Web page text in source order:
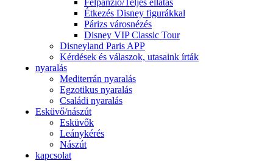
Félpanzió/Teljes ellátás
Étkezés Disney figurákkal
Párizs városnézés
Disney VIP Classic Tour
Disneyland Paris APP
Kérdések és válaszok, utasaink írták
nyaralás
Mediterrán nyaralás
Egzotikus nyaralás
Családi nyaralás
Esküvő/nászút
Esküvők
Leánykérés
Nászút
kapcsolat